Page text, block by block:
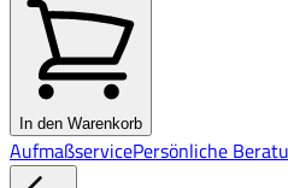
In den Warenkorb
AufmaßservicePersönliche